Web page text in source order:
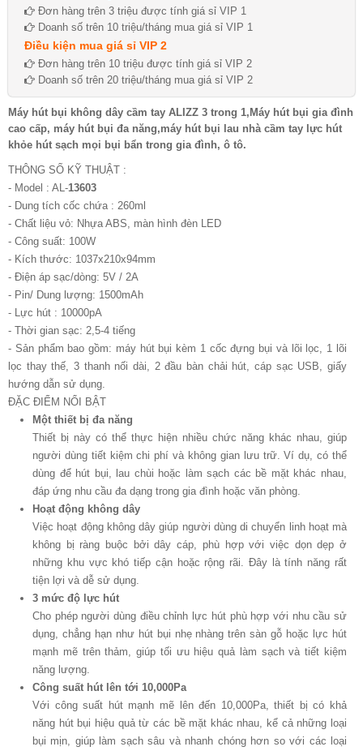
Đơn hàng trên 3 triệu được tính giá sỉ VIP 1
Doanh số trên 10 triệu/tháng mua giá sỉ VIP 1
Điều kiện mua giá sỉ VIP 2
Đơn hàng trên 10 triệu được tính giá sỉ VIP 2
Doanh số trên 20 triệu/tháng mua giá sỉ VIP 2
Máy hút bụi không dây cầm tay ALIZZ 3 trong 1,Máy hút bụi gia đình
cao cấp, máy hút bụi đa năng,máy hút bụi lau nhà cầm tay lực hút
khỏe hút sạch mọi bụi bẩn trong gia đình, ô tô.
THÔNG SỐ KỸ THUẬT :
- Model : AL-13603
- Dung tích cốc chứa : 260ml
- Chất liệu vỏ: Nhựa ABS, màn hình đèn LED
- Công suất: 100W
- Kích thước: 1037x210x94mm
- Điện áp sạc/dòng: 5V / 2A
- Pin/ Dung lượng: 1500mAh
- Lực hút : 10000pA
- Thời gian sạc: 2,5-4 tiếng
- Sản phẩm bao gồm: máy hút bụi kèm 1 cốc đựng bụi và lõi lọc, 1 lõi
lọc thay thế, 3 thanh nối dài, 2 đầu bàn chải hút, cáp sạc USB, giấy
hướng dẫn sử dụng.
ĐẶC ĐIỂM NỔI BẬT
Một thiết bị đa năng
Thiết bị này có thể thực hiện nhiều chức năng khác nhau, giúp
người dùng tiết kiệm chi phí và không gian lưu trữ. Ví dụ, có thể
dùng để hút bụi, lau chùi hoặc làm sạch các bề mặt khác nhau,
đáp ứng nhu cầu đa dạng trong gia đình hoặc văn phòng.
Hoạt động không dây
Việc hoạt động không dây giúp người dùng di chuyển linh hoạt mà
không bị ràng buộc bởi dây cáp, phù hợp với việc dọn dẹp ở
những khu vực khó tiếp cận hoặc rộng rãi. Đây là tính năng rất
tiện lợi và dễ sử dụng.
3 mức độ lực hút
Cho phép người dùng điều chỉnh lực hút phù hợp với nhu cầu sử
dụng, chẳng hạn như hút bụi nhẹ nhàng trên sàn gỗ hoặc lực hút
mạnh mẽ trên thảm, giúp tối ưu hiệu quả làm sạch và tiết kiệm
năng lượng.
Công suất hút lên tới 10,000Pa
Với công suất hút mạnh mẽ lên đến 10,000Pa, thiết bị có khả
năng hút bụi hiệu quả từ các bề mặt khác nhau, kể cả những loại
bụi mịn, giúp làm sạch sâu và nhanh chóng hơn so với các loại